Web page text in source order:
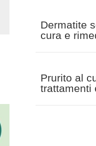
Dermatite
cura e
Prurito al
trattamenti